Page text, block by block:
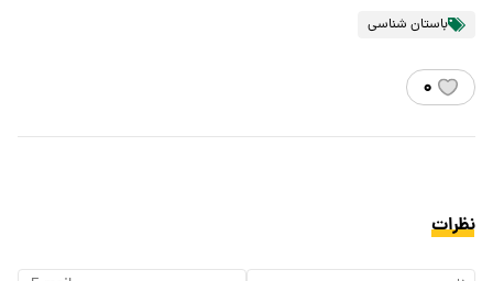
باستان شناسی
۰
نظرات